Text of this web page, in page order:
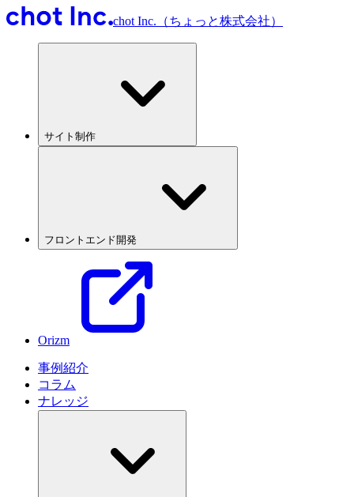
chot Inc.（ちょっと株式会社）
サイト制作
フロントエンド開発
Orizm
事例紹介
コラム
ナレッジ